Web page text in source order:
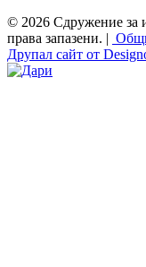
© 2026 Сдружение за
права запазени. |
Друпал сайт от